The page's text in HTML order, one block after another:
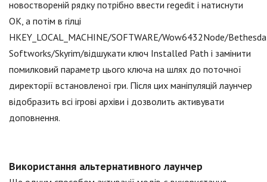
новоствореній рядку потрібно ввести regedit і натиснути
OK, а потім в гілці
HKEY_LOCAL_MACHINE/SOFTWARE/Wow6432Node/Bethesda
Softworks/Skyrim/відшукати ключ Installed Path і замінити
помилковий параметр цього ключа на шлях до поточної
директорії встановленої гри. Після цих маніпуляцій лаунчер
відобразить всі ігрові архіви і дозволить активувати
доповнення.
Використання альтернативного лаунчер